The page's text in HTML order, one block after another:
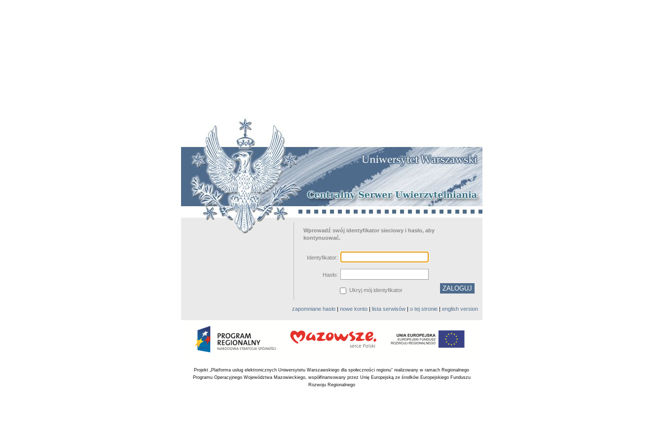
Wprowadź swój identyfikator sieciowy i hasło, aby
kontynuować.
Identyfikator:
Hasło:
Ukryj mój identyfikator
zapomniane hasło| nowe konto| lista serwisów| o tej stronie| english version
Projekt „Platforma usług elektronicznych Uniwersytetu Warszawskiego dla społeczności regionu” realizowany w ramach Regionalnego
Programu Operacyjnego Województwa Mazowieckiego, współfinansowany przez Unię Europejską ze środków Europejskiego Funduszu
Rozwoju Regionalnego